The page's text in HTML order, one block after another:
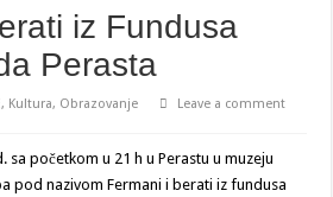
iz Fundusa
Perasta
, Kultura, Obrazovanje
Leave a comment
sa početkom u 21 h u Perastu u muzeju
pod nazivom Fermani i berati iz fundusa